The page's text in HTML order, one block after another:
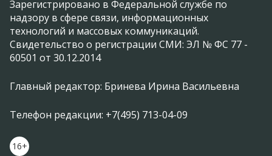
Зарегистрировано в Федеральной службе по
надзору в сфере связи, информационных
технологий и массовых коммуникаций.
Свидетельство о регистрации СМИ: ЭЛ № ФС 77 -
60501 от 30.12.2014
Главный редактор: Бринева Ирина Васильевна
Телефон редакции: +7(495) 713-04-09
16+